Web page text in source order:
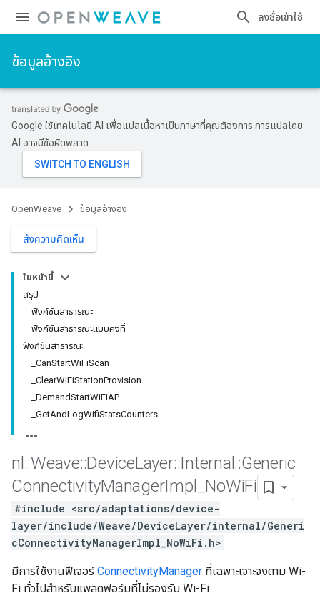
ลงชื่อเข้าใช้
ข้อมูลอ้างอิง
Google ใช้เทคโนโลยี AI เพื่อแปลเนื้อหาเป็นภาษาที่คุณต้องการ การแปลโดย
AI อาจมีข้อผิดพลาด
OpenWeave ข้อมูลอ้างอิง
ส่งความคิดเห็น
ในหน้านี้
สรุป
ฟังก์ชันสาธารณะ
ฟังก์ชันสาธารณะแบบคงที่
ฟังก์ชันสาธารณะ
_CanStartWiFiScan
_ClearWiFiStationProvision
_DemandStartWiFiAP
_GetAndLogWifiStatsCounters
nl ::Weave::DeviceLayer::Internal ::Generic
ConnectivityManagerImpl NoWiFi
#include <src/adaptations/device-
layer/include/Weave/DeviceLayer/internal/Generi
cConnectivityManagerImpl_NoWiFi.h>
มีการใช้งานฟีเจอร์ConnectivityManager ที่เฉพาะเจาะจงตาม Wi-
Fi ทั่วไปสำหรับแพลตฟอร์มที่ไม่รองรับ Wi-Fi